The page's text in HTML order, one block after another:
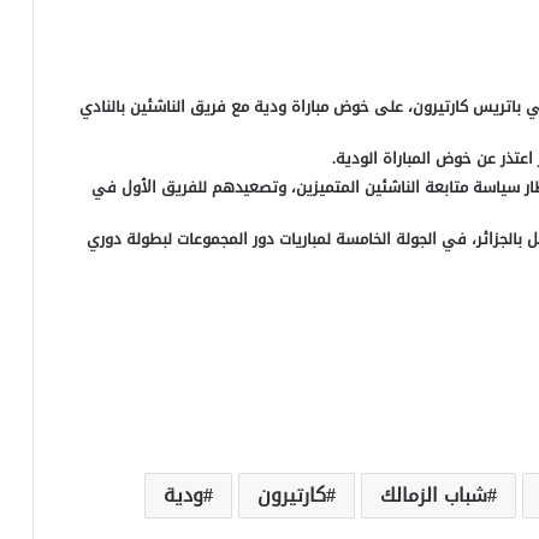
باتريس كارتيرون، على خوض مباراة ودية مع فريق الناشئين بالنادي
عن خوض المباراة الودية.
سياسة متابعة الناشئين المتميزين، وتصعيدهم للفريق الأول في
مولودية الجزائر المقرر له ٣ أبريل المقبل بالجزائر، في الجولة الخامسة لمباريات دور المجموعات لبطولة دوري
شباب الزمالك كارتيرون ودية